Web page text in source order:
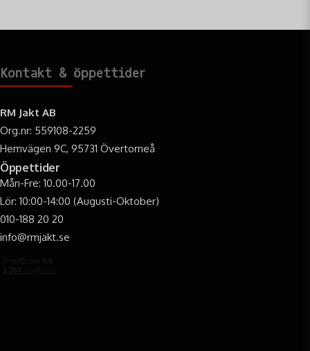
Kontakt & öppettider
RM Jakt AB
Org.nr: 559108-2259
Hemvägen 9C, 95731 Övertorneå
Öppettider
Mån-Fre: 10.00-17.00
Lör: 10:00-14:00 (Augusti-Oktober)
010-188 20 20
info@rmjakt.se